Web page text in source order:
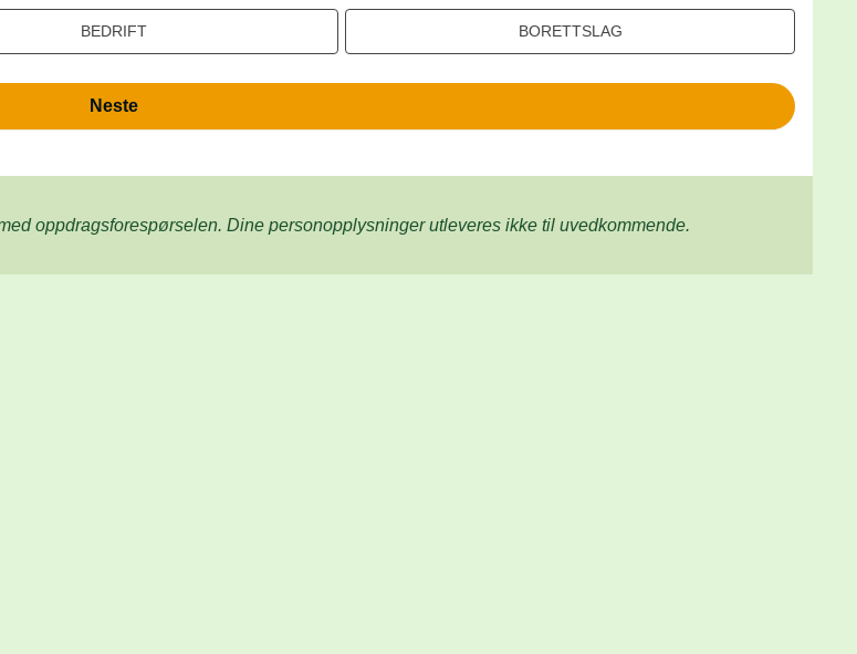
BEDRIFT BORETTSLAG
Neste
oppdrags­forespørselen. Dine person­­opplysninger utleveres ikke til uvedkommende.